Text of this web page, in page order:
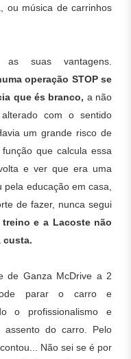
ou música de carrinhos
suas vantagens.
operação STOP se
que és branco, a não
com o sentido
um grande risco de
que calcula essa
e ver que era uma
pela educação em casa,
de fazer, nunca segui
e a Lacoste não
custa.
de Ganza McDrive a 2
parar o carro e
o profissionalismo e
assento do carro. Pelo
Não sei se é por